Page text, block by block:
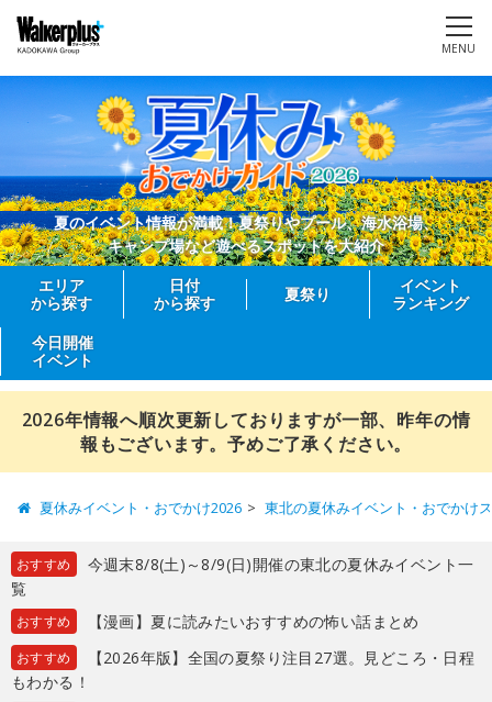
MENU
夏のイベント情報が満載！夏祭りやプール、海水浴場、
キャンプ場など遊べるスポットを大紹介
エリア
から探す
日付
から探す
夏祭り
イベント
ランキング
今日開催
イベント
2026年情報へ順次更新しておりますが一部、昨年の情
報もございます。予めご了承ください。
夏休みイベント・おでかけ2026 東北の夏休みイベント・おでかけ
おすすめ
今週末8/8(土)～8/9(日)開催の東北の夏休みイベント一
覧
おすすめ 【漫画】夏に読みたいおすすめの怖い話まとめ
おすすめ
【2026年版】全国の夏祭り注目27選。見どころ・日程
もわかる！